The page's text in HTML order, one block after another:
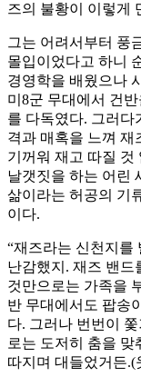
즈의 불황이 이렇게
그는 어려서부터 풍
몰입이었다고 하니
경영학을 배웠으나
미8군 무대에서 건
를 다독였다. 그러다
격과 매혹을 느껴 재
기꺼워 재고 따질 것
날갯짓을 하는 어린
삶이라는 허공의 기
이다.
“재즈라는 신천지를
난감했지. 재즈 밴드
것만으로는 가족을
반 무대에서도 팝송
다. 그러나 번번이
로는 도저히 춤을 맞
따지며 대들었거든.(